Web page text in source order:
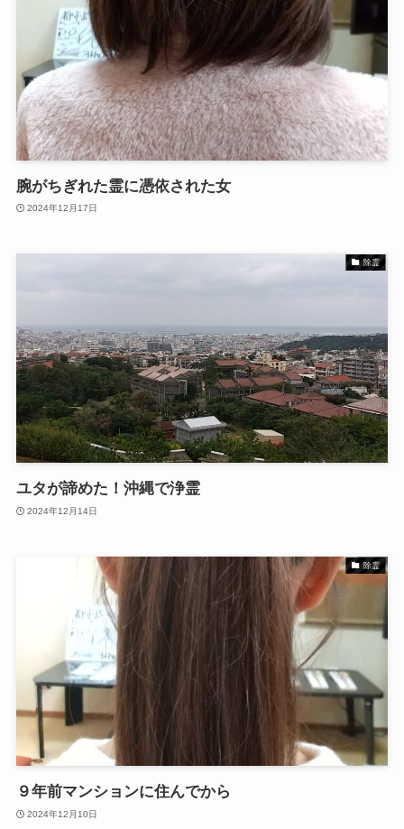
腕がちぎれた霊に憑依された女
2024年12月17日
除霊
ユタが諦めた！沖縄で浄霊
2024年12月14日
除霊
９年前マンションに住んでから
2024年12月10日